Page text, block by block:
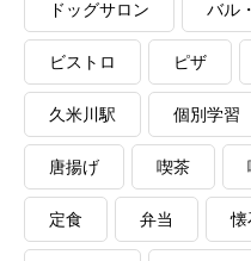
ドッグサロン バル
ビストロ ピザ
久米川駅 個別学習
唐揚げ 喫茶
定食 弁当 懐